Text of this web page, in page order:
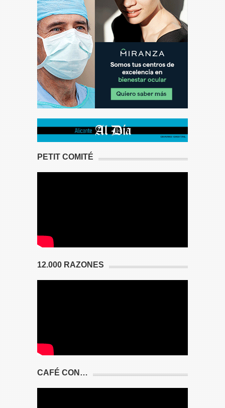
PETIT COMITÉ
12.000 RAZONES
CAFÉ CON…